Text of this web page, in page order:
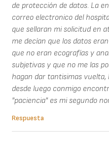
de protección de datos. La
correo electronico del
que sellaran mi solicitud en
me decían que los datos
que no eran ecografías y
subjetivas y que no me las
hagan dar tantisimas vuelta,
desde luego conmigo
"paciencia" es mi segundo
Respuesta